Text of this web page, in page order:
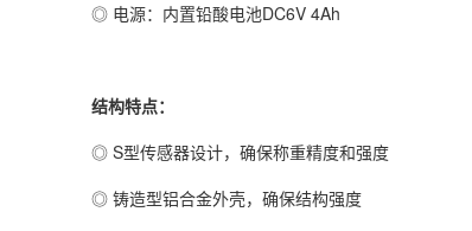
◎ 电源：内置铅酸电池DC6V 4Ah
结构特点：
◎ S型传感器设计，确保称重精度和强度
◎ 铸造型铝合金外壳，确保结构强度